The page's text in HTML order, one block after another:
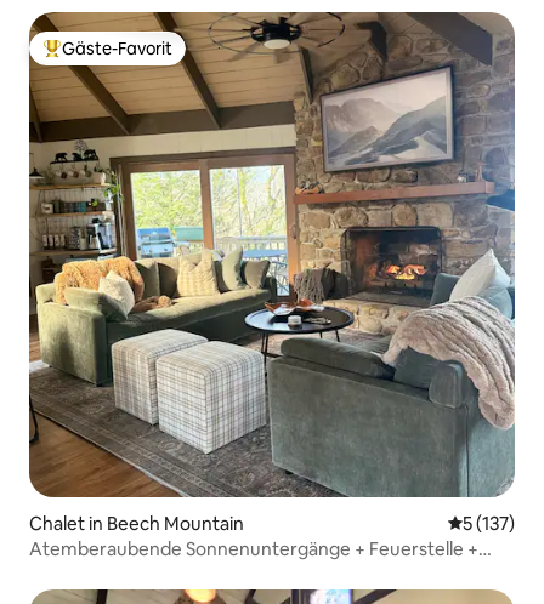
Beliebter Gäste-Favorit.
Gäste-Favorit
Chalet in Beech Mountain
5 (137)
Atemberaubende Sonnenuntergänge + Feuerstelle +